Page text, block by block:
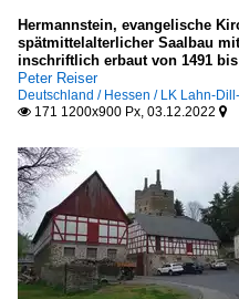
Hermannstein, evangelische
spätmittelalterlicher Saalbau
inschriftlich erbaut von 1491 bis
Peter Reiser
Deutschland / Hessen / LK Lahn-
 171 1200x900 Px, 03.12.2022 